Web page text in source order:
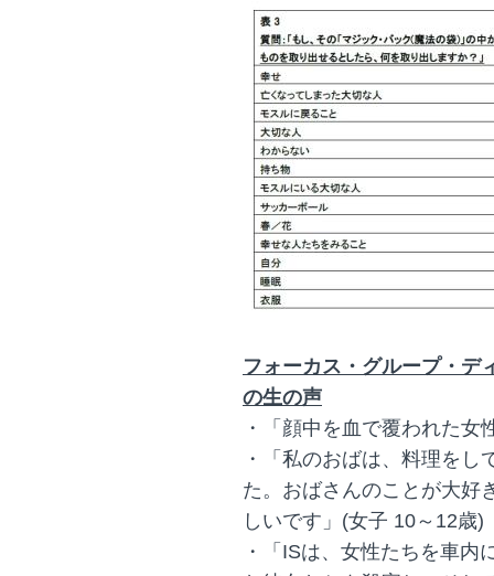
フォーカス・グループ・デ
の生の声
・「顔中を血で覆われた
・「私のおばは、料理を
た。おばさんのことが大好
しいです」(女子 10～12歳)
・「ISは、女性たちを車内